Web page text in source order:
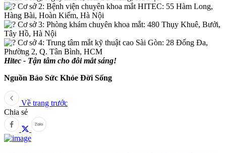
Cơ sở 2: Bệnh viện chuyên khoa mắt HITEC: 55 Hàm Long,
Hàng Bài, Hoàn Kiếm, Hà Nội
Cơ sở 3: Phòng khám chuyên khoa mắt: 480 Thụy Khuê, Bưởi,
Tây Hồ, Hà Nội
Cơ sở 4: Trung tâm mắt kỹ thuật cao Sài Gòn: 28 Đống Đa,
Phường 2, Q. Tân Bình, HCM
Hitec - Tận tâm cho đôi mắt sáng!
Nguồn Báo Sức Khỏe Đời Sống
Về trang trước
Chia sẻ